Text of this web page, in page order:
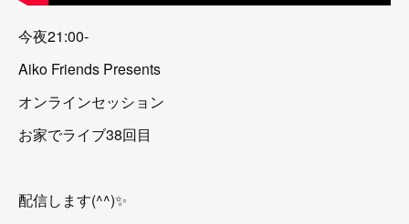
今夜21:00-
Aiko Friends Presents
オンラインセッション
お家でライブ38回目
配信します(^^)✨